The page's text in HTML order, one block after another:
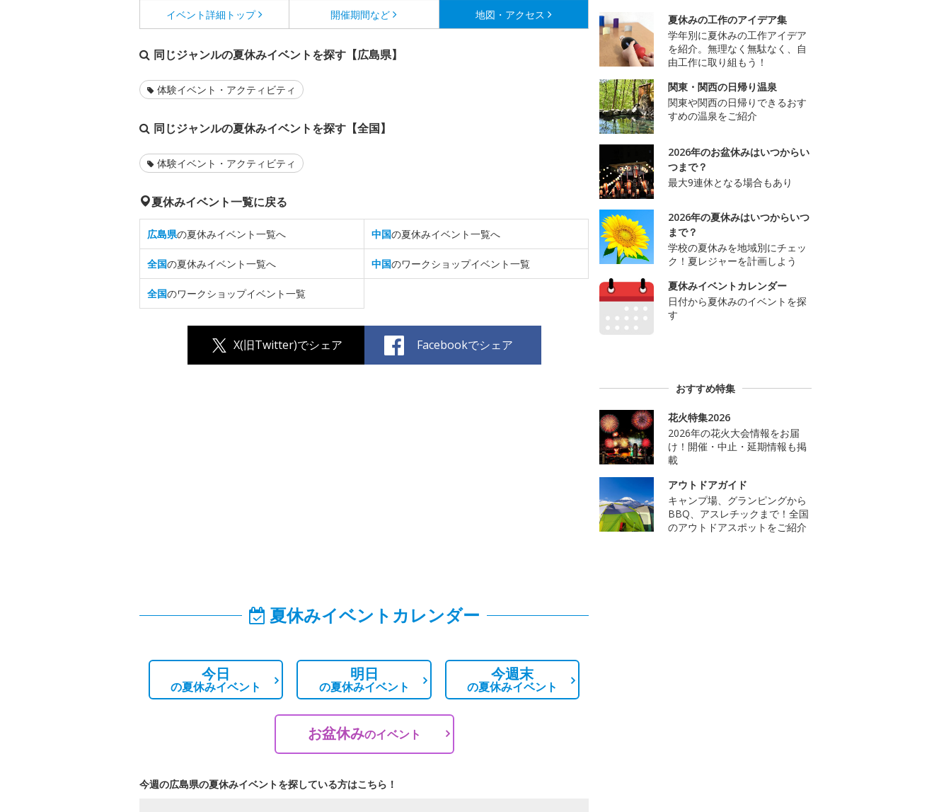
イベント詳細 トップ 開催期間など 地図・アクセス
同じジャンルの夏休みイベントを探す【広島県】
体験イベント・アクティビティ
同じジャンルの夏休みイベントを探す【全国】
体験イベント・アクティビティ
夏休みイベント一覧に戻る
広島県の夏休みイベント一覧へ 中国の夏休みイベント一覧へ
全国の夏休みイベント一覧へ 中国のワークショップイベント一覧
全国のワークショップイベント一覧
X(旧Twitter)でシェア Facebookでシェア
夏休みイベントカレンダー
今日
の夏休みイベント
明日
の夏休みイベント
今週末
の夏休みイベント
お盆休みのイベント
今週の広島県の夏休みイベントを探している方はこちら！
夏休みの工作のアイデア集
学年別に夏休みの工作アイデア
を紹介。無理なく無駄なく、自
由工作に取り組もう！
関東・関西の日帰り温泉
関東や関西の日帰りできるおす
すめの温泉をご紹介
2026年のお盆休みはいつからい
つまで？
最大9連休となる場合もあり
2026年の夏休みはいつからいつ
まで？
学校の夏休みを地域別にチェッ
ク！夏レジャーを計画しよう
夏休みイベントカレンダー
日付から夏休みのイベントを探
す
おすすめ特集
花火特集2026
2026年の花火大会情報をお届
け！開催・中止・延期情報も掲
載
アウトドアガイド
キャンプ場、グランピングから
BBQ、アスレチックまで！全国
のアウトドアスポットをご紹介